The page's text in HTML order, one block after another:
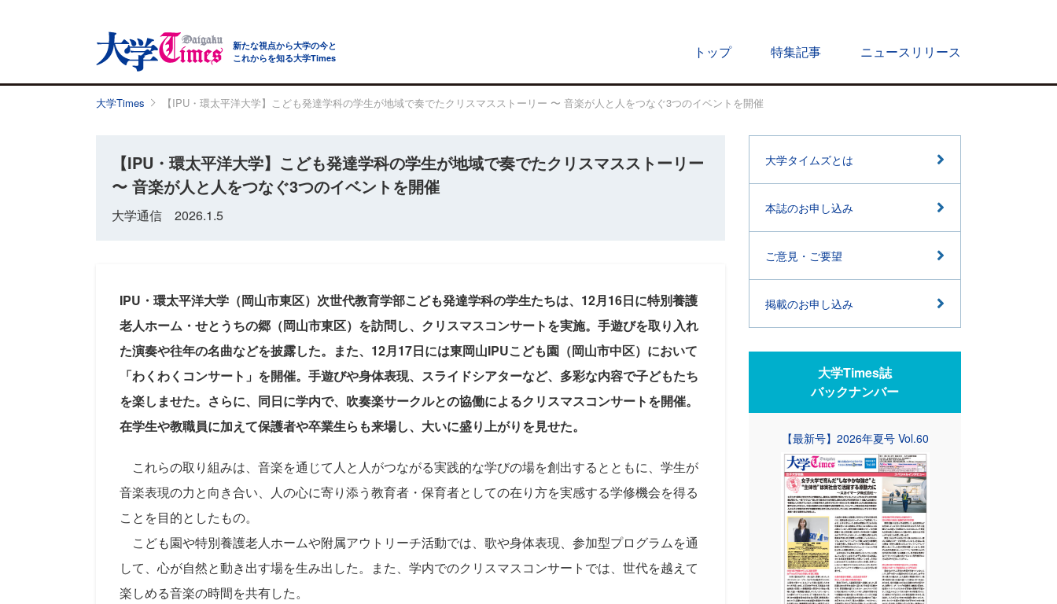
新たな視点から大学の今と
これからを知る大学Times
トップ 特集記事 ニュースリリース
大学Times 【IPU・環太平洋大学】こども発達学科の学生が地域で奏でたクリスマスストーリー 〜 音楽が人と人をつなぐ3つのイベントを開催
【IPU・環太平洋大学】こども発達学科の学生が地域で奏でたクリスマスストーリー
〜 音楽が人と人をつなぐ3つのイベントを開催
大学通信 2026.1.5
IPU・環太平洋大学（岡山市東区）次世代教育学部こども発達学科の学生たちは、12月16日に特別養護
老人ホーム・せとうちの郷（岡山市東区）を訪問し、クリスマスコンサートを実施。手遊びを取り入れ
た演奏や往年の名曲などを披露した。また、12月17日には東岡山IPUこども園（岡山市中区）において
「わくわくコンサート」を開催。手遊びや身体表現、スライドシアターなど、多彩な内容で子どもたち
を楽しませた。さらに、同日に学内で、吹奏楽サークルとの協働によるクリスマスコンサートを開催。
在学生や教職員に加えて保護者や卒業生らも来場し、大いに盛り上がりを見せた。
これらの取り組みは、音楽を通じて人と人がつながる実践的な学びの場を創出するとともに、学生が
音楽表現の力と向き合い、人の心に寄り添う教育者・保育者としての在り方を実感する学修機会を得る
ことを目的としたもの。
こども園や特別養護老人ホームや附属アウトリーチ活動では、歌や身体表現、参加型プログラムを通
して、心が自然と動き出す場を生み出した。また、学内でのクリスマスコンサートでは、世代を越えて
楽しめる音楽の時間を共有した。
大学タイムズとは
本誌のお申し込み
ご意見・ご要望
掲載のお申し込み
大学Times誌
バックナンバー
【最新号】2026年夏号 Vol.60